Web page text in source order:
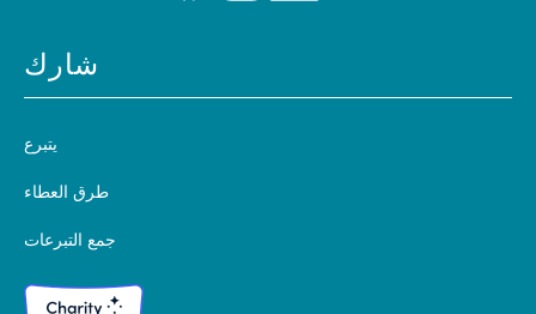
شارك
يتبرع
طرق العطاء
جمع التبرعات